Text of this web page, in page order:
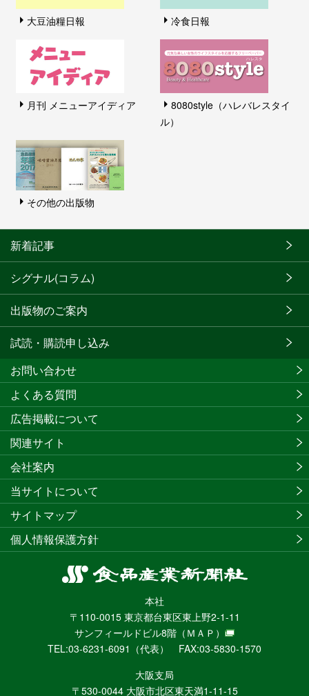
大豆油糧日報 冷食日報
月刊 メニューアイディア
8080style（ハレバレスタイ
ル）
その他の出版物
新着記事
シグナル(コラム)
出版物のご案内
試読・購読申し込み
食
産
業
新
聞
社
ニ
本社
〒110-0015 東京都台東区東上野2-1-11
サンフィールドビル8階 （ＭＡＰ）
TEL:03-6231-6091（代表） FAX:03-5830-1570
大阪支局
〒530-0044 大阪市北区東天満1-11-15
お問い合わせ
よくある質問
広告掲載について
関連サイト
会社案内
当サイトについて
サイトマップ
個人情報保護方針